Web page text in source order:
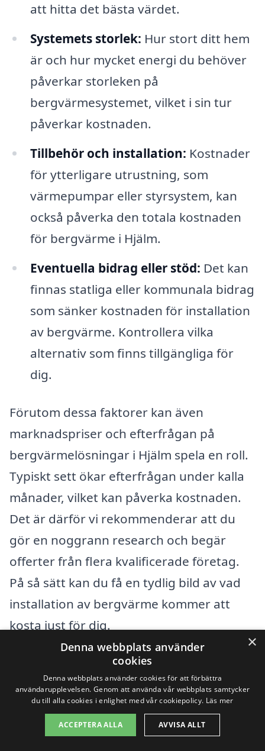
att hitta det bästa värdet.
Systemets storlek: Hur stort ditt hem
är och hur mycket energi du behöver
påverkar storleken på
bergvärmesystemet, vilket i sin tur
påverkar kostnaden.
Tillbehör och installation: Kostnader
för ytterligare utrustning, som
värmepumpar eller styrsystem, kan
också påverka den totala kostnaden
för bergvärme i Hjälm.
Eventuella bidrag eller stöd: Det kan
finnas statliga eller kommunala bidrag
som sänker kostnaden för installation
av bergvärme. Kontrollera vilka
alternativ som finns tillgängliga för
dig.
Förutom dessa faktorer kan även
marknadspriser och efterfrågan på
bergvärmelösningar i Hjälm spela en roll.
Typiskt sett ökar efterfrågan under kalla
månader, vilket kan påverka kostnaden.
Det är därför vi rekommenderar att du
gör en noggrann research och begär
offerter från flera kvalificerade företag.
På så sätt kan du få en tydlig bild av vad
installation av bergvärme kommer att
kosta just för dig.
Genom att använda plattformar som
bergvrme-kostnad-znb.sekan du jämföra
olika företag och hitta de mest
konkurrenskraftiga erbjudandena i ditt
×
Denna webbplats använder
cookies
Denna webbplats använder cookies för att förbättra
användarupplevelsen. Genom att använda vår webbplats samtycker
du till alla cookies i enlighet med vår cookiepolicy. Läs mer
ACCEPTERA ALLA AVVISA ALLT